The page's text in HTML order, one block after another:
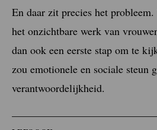
En daar zit precies het
het onzichtbare werk van
dan ook een eerste stap om te
zou emotionele en sociale steun
verantwoordelijkheid.